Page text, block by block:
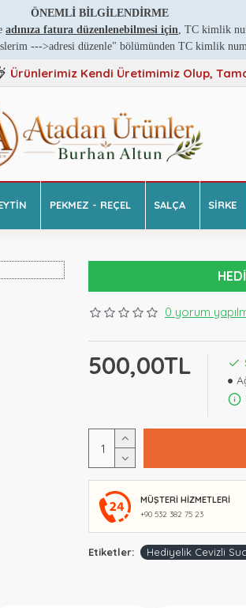
ÖNEMLİ BİLGİLENDİRME
adınıza fatura düzenlenebilmesi için, TC kimlik
--->adresi düzenle" bölümünden TC kimlik
Ürünlerimiz Kendi Üretimimiz Olup,
PEKMEZ - REÇEL SALÇA SIRKE
MÜŞTERI HIZMETLERI
+90 532 382 75 23
0 yorum
500,00TL
Etiketler: Hediyelik Cevizli